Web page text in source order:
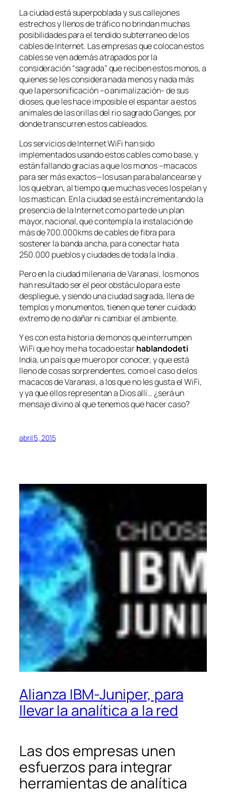
La ciudad está superpoblada y sus callejones
estrechos y llenos de tráfico no brindan muchas
posibilidades para el tendido subterraneo de los
cables de Internet. Las empresas que colocan estos
cables se ven además atrapados por la
consideración “sagrada” que reciben estos monos, a
quienes se les considera nada menos y nada más
que la personificación –o animalización- de sus
dioses, que les hace imposible el espantar a estos
animales de las orillas del rio sagrado Ganges, por
donde transcurren estos cableados.
Los servicios de Internet WiFi han sido
implementados usando estos cables como base, y
están fallando gracias a que los monos –macacos
para ser más exactos—los usan para balancearse y
los quiebran, al tiempo que muchas veces los pelan y
los mastican. En la ciudad se está incrementando la
presencia de la Internet como parte de un plan
mayor, nacional, que contempla la instalación de
más de 700.000kms de cables de fibra para
sostener la banda ancha, para conectar hata
250.000 pueblos y ciudades de toda la India .
Pero en la ciudad milenaria de Varanasi, los monos
han resultado ser el peor obstáculo para este
despliegue, y siendo una ciudad sagrada, llena de
templos y monumentos, tienen que tener cuidado
extremo de no dañar ni cambiar el ambiente.
Y es con esta historia de monos que interrumpen
WiFi que hoy me ha tocado estarhablandodeti
India, un país que muero por conocer, y que está
lleno de cosas sorprendentes, como el caso d elos
macacos de Varanasi, a los que no les gusta el WiFi,
y ya que ellos representan a Dios allí… ¿será un
mensaje divino al que tenemos que hacer caso?
abril 5, 2015
Alianza IBM-Juniper, para
llevar la analítica a la red
Las dos empresas unen
esfuerzos para integrar
herramientas de analítica